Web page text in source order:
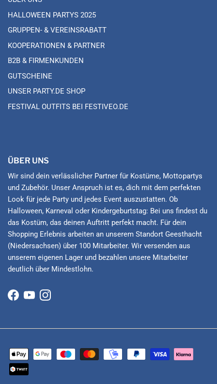
HALLOWEEN PARTYS 2025
GRUPPEN- & VEREINSRABATT
KOOPERATIONEN & PARTNER
B2B & FIRMENKUNDEN
GUTSCHEINE
UNSER PARTY.DE SHOP
FESTIVAL OUTFITS BEI FESTIVEO.DE
ÜBER UNS
Wir sind dein verlässlicher Partner für Kostüme, Mottopartys
und Zubehör. Unser Anspruch ist es, dich mit dem perfekten
Look für jede Party und jedes Event auszustatten. Ob
Halloween, Karneval oder Kindergeburtstag: Bei uns findest du
das Kostüm, das deinen Auftritt perfekt macht. Für dein
Shopping Erlebnis arbeiten an unserem Standort Geesthacht
(Niedersachsen) über 100 Mitarbeiter. Wir versenden aus
unserem eigenen Lager und bezahlen unsere Mitarbeiter
deutlich über Mindestlohn.
Facebook
YouTubeInstagram